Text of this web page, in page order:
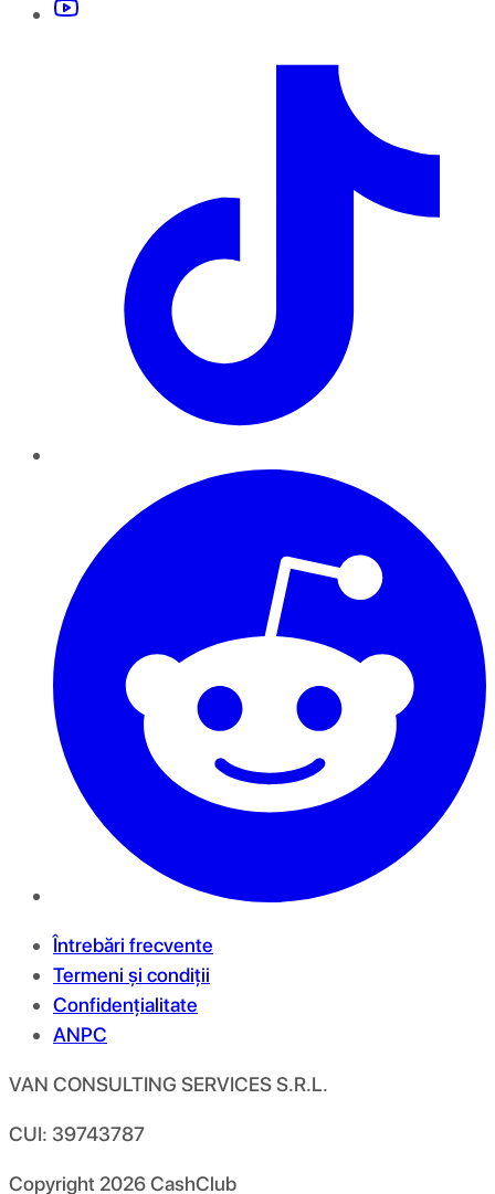
Întrebări frecvente
Termeni și condiții
Confidențialitate
ANPC
VAN CONSULTING SERVICES S.R.L.
CUI: 39743787
Copyright 2026CashClub